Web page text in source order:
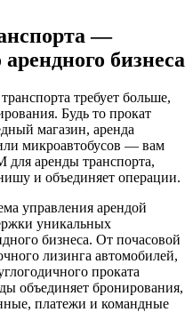
—
бизнеса
требует больше,
Будь то прокат
магазин, аренда
микроавтобусов — вам
для аренды транспорта,
и объединяет операции.
управления арендой
уникальных
бизнеса. От почасовой
лизинга автомобилей,
проката
объединяет бронирования,
платежи и командные